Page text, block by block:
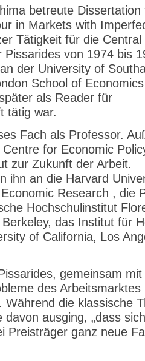
betreute
in Markets with
Tätigkeit für die
von 1974 bis
der University of
School of
als Reader für
tätig war.
Fach als Professor.
for Economic
zur Zukunft der Arbeit.
ihn an die Harvard
Research , die
Hochschulinstitut
das Institut für
of California, Los
gemeinsam
des Arbeitsmarktes
Während die klassische
ausging, „dass
Preisträger ganz neue